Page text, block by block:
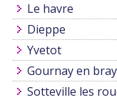
Le havre
Dieppe
Yvetot
Gournay en bray
Sotteville les